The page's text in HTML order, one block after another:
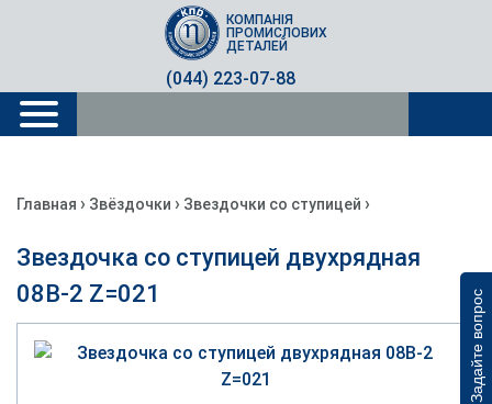
Задайте вопрос
(044) 223-07-88
КОМПАНІЯ
ПРОМИСЛОВИХ
ДЕТАЛЕЙ
Главная › Звёздочки › Звездочки со ступицей ›
Звездочка со ступицей двухрядная
08B-2 Z=021